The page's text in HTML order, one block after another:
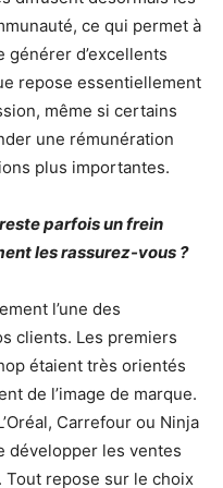
ce qui permet à
d’excellents
repose essentiellement
même si certains
une rémunération
plus importantes.
parfois un frein
les rassurez-vous ?
l’une des
clients. Les premiers
étaient très orientés
de l’image de marque.
Carrefour ou Ninja
développer les ventes
repose sur le choix